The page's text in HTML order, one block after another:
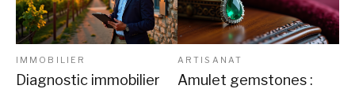
IMMOBILIER
Diagnostic immobilier
ARTISANAT
Amulet gemstones :